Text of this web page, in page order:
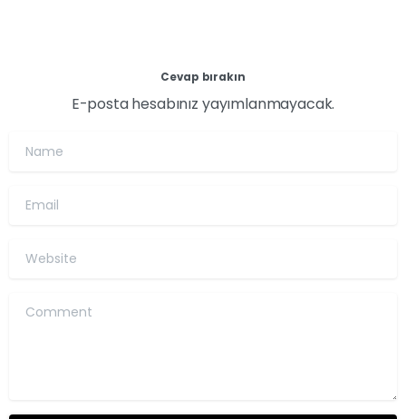
Cevap bırakın
E-posta hesabınız yayımlanmayacak.
Name
Email
Website
Comment